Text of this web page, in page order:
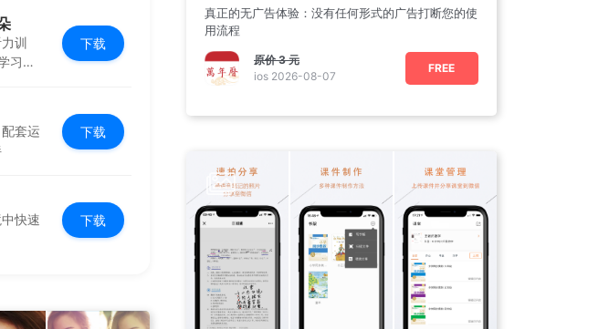
训
习法
下载
套运
下载
快速
下载
真正的无广告体验：没有任何形式的广告打断您的使
用流程
原价3 元
ios 2026-08-07
FREE